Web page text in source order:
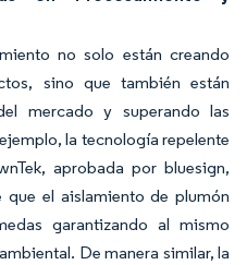
no solo están creando
sino que también están
mercado y superando las
la tecnología repelente
aprobada por bluesign,
que el aislamiento de plumón
garantizando al mismo
De manera similar, la